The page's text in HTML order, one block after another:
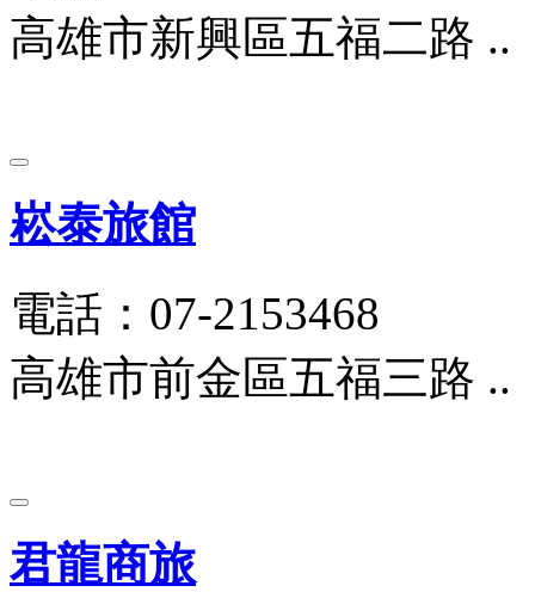
高雄市新興區五福二路 ..
崧泰旅館
電話：07-2153468
高雄市前金區五福三路 ..
君龍商旅